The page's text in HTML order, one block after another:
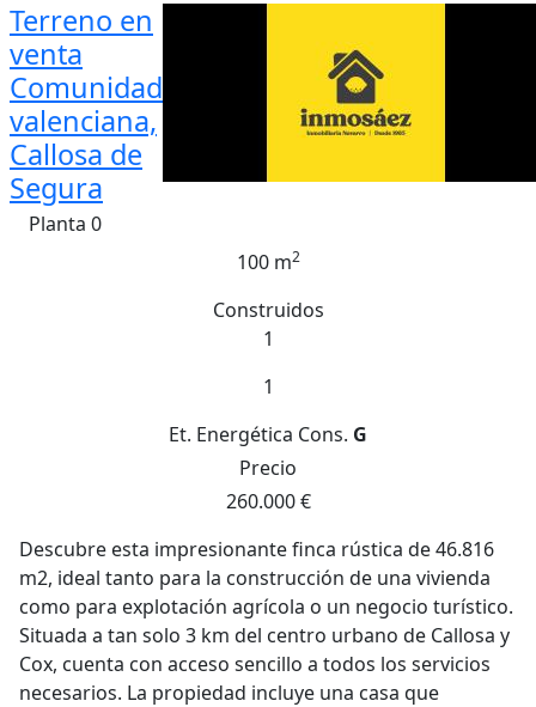
Terreno en
venta
Comunidad
valenciana,
Callosa de
Segura
Planta 0
100 m2
Construidos
1
1
Et. Energética Cons. G
Precio
260.000 €
Descubre esta impresionante finca rústica de 46.816
m2, ideal tanto para la construcción de una vivienda
como para explotación agrícola o un negocio turístico.
Situada a tan solo 3 km del centro urbano de Callosa y
Cox, cuenta con acceso sencillo a todos los servicios
necesarios. La propiedad incluye una casa que